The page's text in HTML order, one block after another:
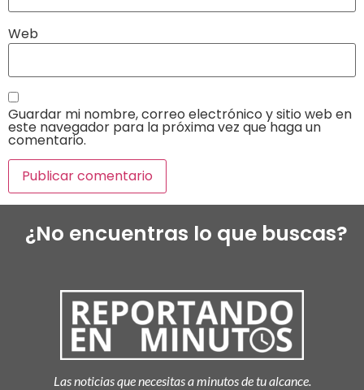
Web
Guardar mi nombre, correo electrónico y sitio web en
este navegador para la próxima vez que haga un
comentario.
¿No encuentras lo que buscas?
Las noticias que necesitas a minutos de tu alcance.